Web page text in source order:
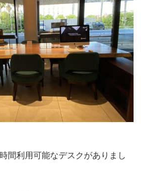
間利用可能なデスクがありまし